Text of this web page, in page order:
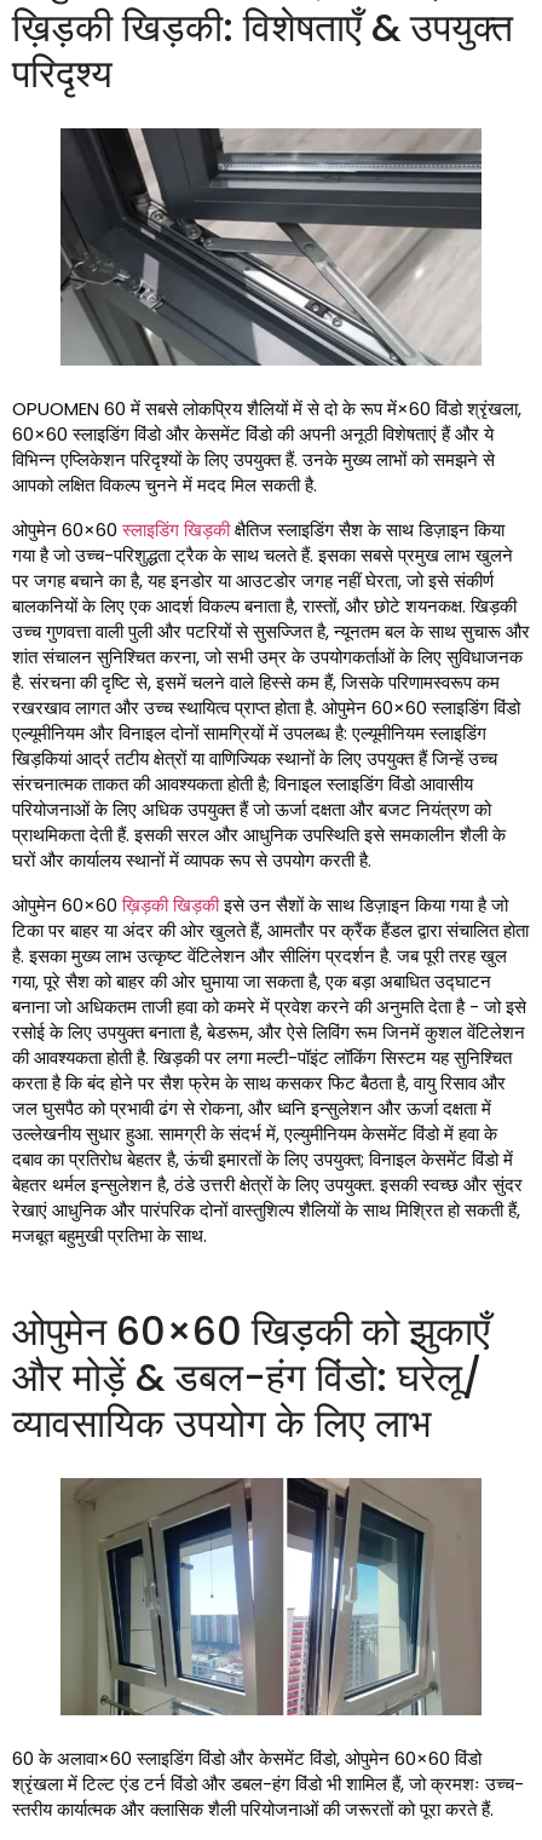
ख़िड़की खिड़की: विशेषताएँ & उपयुक्त
परिदृश्य
OPUOMEN 60 में सबसे लोकप्रिय शैलियों में से दो के रूप में×60 विंडो श्रृंखला,
60×60 स्लाइडिंग विंडो और केसमेंट विंडो की अपनी अनूठी विशेषताएं हैं और ये
विभिन्न एप्लिकेशन परिदृश्यों के लिए उपयुक्त हैं. उनके मुख्य लाभों को समझने से
आपको लक्षित विकल्प चुनने में मदद मिल सकती है.
ओपुमेन 60×60स्लाइडिंग खिड़कीक्षैतिज स्लाइडिंग सैश के साथ डिज़ाइन किया
गया है जो उच्च-परिशुद्धता ट्रैक के साथ चलते हैं. इसका सबसे प्रमुख लाभ खुलने
पर जगह बचाने का है, यह इनडोर या आउटडोर जगह नहीं घेरता, जो इसे संकीर्ण
बालकनियों के लिए एक आदर्श विकल्प बनाता है, रास्तों, और छोटे शयनकक्ष. खिड़की
उच्च गुणवत्ता वाली पुली और पटरियों से सुसज्जित है, न्यूनतम बल के साथ सुचारू और
शांत संचालन सुनिश्चित करना, जो सभी उम्र के उपयोगकर्ताओं के लिए सुविधाजनक
है. संरचना की दृष्टि से, इसमें चलने वाले हिस्से कम हैं, जिसके परिणामस्वरूप कम
रखरखाव लागत और उच्च स्थायित्व प्राप्त होता है. ओपुमेन 60×60 स्लाइडिंग विंडो
एल्यूमीनियम और विनाइल दोनों सामग्रियों में उपलब्ध है: एल्यूमीनियम स्लाइडिंग
खिड़कियां आर्द्र तटीय क्षेत्रों या वाणिज्यिक स्थानों के लिए उपयुक्त हैं जिन्हें उच्च
संरचनात्मक ताकत की आवश्यकता होती है; विनाइल स्लाइडिंग विंडो आवासीय
परियोजनाओं के लिए अधिक उपयुक्त हैं जो ऊर्जा दक्षता और बजट नियंत्रण को
प्राथमिकता देती हैं. इसकी सरल और आधुनिक उपस्थिति इसे समकालीन शैली के
घरों और कार्यालय स्थानों में व्यापक रूप से उपयोग करती है.
ओपुमेन 60×60ख़िड़की खिड़कीइसे उन सैशों के साथ डिज़ाइन किया गया है जो
टिका पर बाहर या अंदर की ओर खुलते हैं, आमतौर पर क्रैंक हैंडल द्वारा संचालित होता
है. इसका मुख्य लाभ उत्कृष्ट वेंटिलेशन और सीलिंग प्रदर्शन है. जब पूरी तरह खुल
गया, पूरे सैश को बाहर की ओर घुमाया जा सकता है, एक बड़ा अबाधित उद्घाटन
बनाना जो अधिकतम ताजी हवा को कमरे में प्रवेश करने की अनुमति देता है - जो इसे
रसोई के लिए उपयुक्त बनाता है, बेडरूम, और ऐसे लिविंग रूम जिनमें कुशल वेंटिलेशन
की आवश्यकता होती है. खिड़की पर लगा मल्टी-पॉइंट लॉकिंग सिस्टम यह सुनिश्चित
करता है कि बंद होने पर सैश फ्रेम के साथ कसकर फिट बैठता है, वायु रिसाव और
जल घुसपैठ को प्रभावी ढंग से रोकना, और ध्वनि इन्सुलेशन और ऊर्जा दक्षता में
उल्लेखनीय सुधार हुआ. सामग्री के संदर्भ में, एल्युमीनियम केसमेंट विंडो में हवा के
दबाव का प्रतिरोध बेहतर है, ऊंची इमारतों के लिए उपयुक्त; विनाइल केसमेंट विंडो में
बेहतर थर्मल इन्सुलेशन है, ठंडे उत्तरी क्षेत्रों के लिए उपयुक्त. इसकी स्वच्छ और सुंदर
रेखाएं आधुनिक और पारंपरिक दोनों वास्तुशिल्प शैलियों के साथ मिश्रित हो सकती हैं,
मजबूत बहुमुखी प्रतिभा के साथ.
ओपुमेन 60×60 खिड़की को झुकाएँ
और मोड़ें & डबल-हंग विंडो: घरेलू/
व्यावसायिक उपयोग के लिए लाभ
60 के अलावा×60 स्लाइडिंग विंडो और केसमेंट विंडो, ओपुमेन 60×60 विंडो
श्रृंखला में टिल्ट एंड टर्न विंडो और डबल-हंग विंडो भी शामिल हैं, जो क्रमशः उच्च-
स्तरीय कार्यात्मक और क्लासिक शैली परियोजनाओं की जरूरतों को पूरा करते हैं.